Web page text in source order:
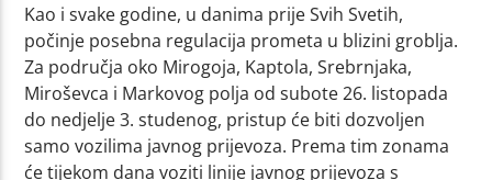
Kao i svake godine, u danima prije Svih Svetih,
počinje posebna regulacija prometa u blizini groblja.
Za područja oko Mirogoja, Kaptola, Srebrnjaka,
Miroševca i Markovog polja od subote 26. listopada
do nedjelje 3. studenog, pristup će biti dozvoljen
samo vozilima javnog prijevoza. Prema tim zonama
će tijekom dana voziti linije javnog prijevoza s